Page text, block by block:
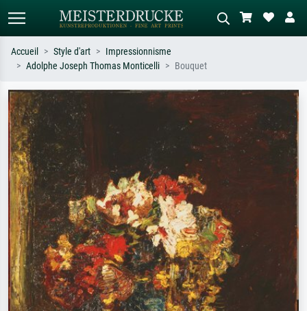
Recherchez par artiste, titre ou style –
ex. Monet, Nuit étoilée,
impressionnisme, vague de Hokusai,
Décrivez la scène – ex. prairie verte,
abstrait avec beaucoup de rouge,
tableau sombre, nu debout près d'un
arbre.
Accueil Style d'art
Impressionnisme
Adolphe Joseph Thomas Monticelli
Bouquet